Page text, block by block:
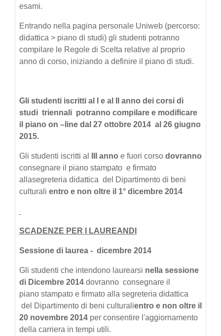
esami.
Entrando nella pagina personale Uniweb (percorso:
didattica > piano di studi) gli studenti potranno
compilare le Regole di Scelta relative al proprio
anno di corso, iniziando a definire il piano di studi.
Gli studenti iscritti al I e al II anno dei corsi di
studi triennali potranno compilare e modificare
il piano on –line dal 27 ottobre 2014 al 26 giugno
2015.
Gli studenti iscritti al III anno e fuori corso dovranno
consegnare il piano stampato e firmato
allasegreteria didattica del Dipartimento di beni
culturali entro e non oltre il 1° dicembre 2014
SCADENZE PER I LAUREANDI
Sessione di laurea - dicembre 2014
Gli studenti che intendono laurearsi nella sessione
di Dicembre 2014 dovranno consegnare il
piano stampato e firmato alla segreteria didattica
del Dipartimento di beni culturalientro e non oltre il
20 novembre 2014 per consentire l'aggiornamento
della carriera in tempi utili.